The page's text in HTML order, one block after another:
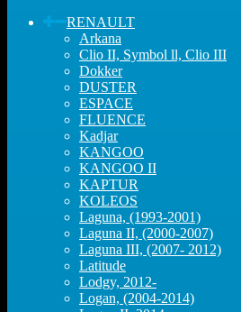
RENAULT
Arkana
Clio II, Symbol ll, Clio III
Dokker
DUSTER
ESPACE
FLUENCE
Kadjar
KANGOO
KANGOO II
KAPTUR
KOLEOS
Laguna, (1993-2001)
Laguna II, (2000-2007)
Laguna III, (2007- 2012)
Latitude
Lodgy, 2012-
Logan, (2004-2014)